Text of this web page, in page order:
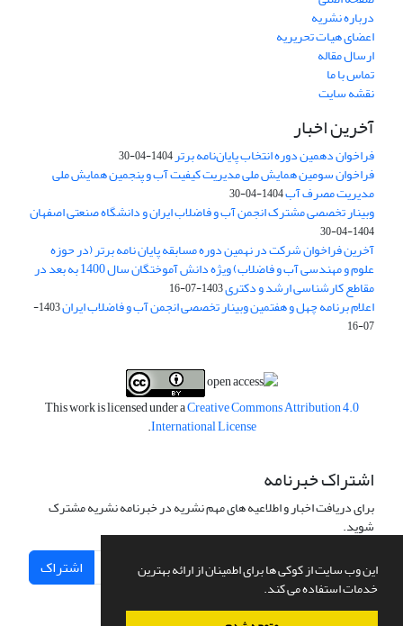
این وب سایت از کوکی ها برای اطمینان از ارائه بهترین
خدمات استفاده می کند.
درباره نشریه
اعضای هیات تحریریه
ارسال مقاله
تماس با ما
نقشه سایت
آخرین اخبار
فراخوان دهمین دوره انتخاب پایان‌نامه برتر1404-04-30
فراخوان سومین همایش ملی مدیریت کیفیت آب و پنجمین همایش ملی
مدیریت مصرف آب1404-04-30
وبینار تخصصی مشترک انجمن آب و فاضلاب ایران و دانشگاه صنعتی اصفهان
1404-04-30
آخرین فراخوان شرکت در نهمین دوره مسابقه پایان نامه برتر (در حوزه
علوم و مهندسی آب و فاضلاب) ویژه دانش آموختگان سال 1400 به بعد در
مقاطع کارشناسی ارشد و دکتری1403-07-16
اعلام برنامه چهل و هفتمین وبینار تخصصی انجمن آب و فاضلاب ایران
1403-
07-16
This work is licensed under aCreative Commons Attribution 4.0
International License
.
اشتراک خبرنامه
برای دریافت اخبار و اطلاعیه های مهم نشریه در خبرنامه نشریه مشترک
شوید.
اشتراک